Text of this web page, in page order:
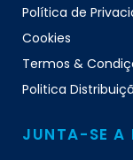
Política de
Cookies
Termos &
Politica
JUNTA-SE A